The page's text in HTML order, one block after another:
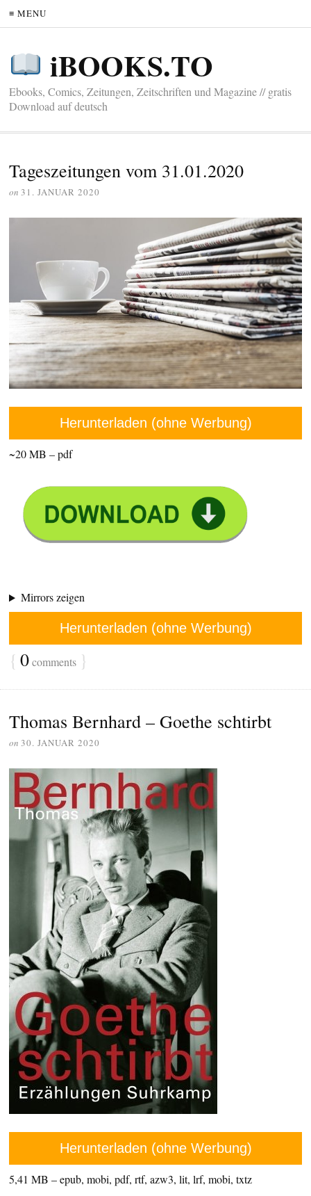
≡ MENU
iBOOKS.TO
Ebooks, Comics, Zeitungen, Zeitschriften und Magazine // gratis
Download auf deutsch
Tageszeitungen vom 31.01.2020
on 31. JANUAR 2020
Herunterladen (ohne Werbung)
~20 MB – pdf
Mirrors zeigen
Herunterladen (ohne Werbung)
{ 0comments }
Thomas Bernhard – Goethe schtirbt
on 30. JANUAR 2020
Herunterladen (ohne Werbung)
5,41 MB – epub, mobi, pdf, rtf, azw3, lit, lrf, mobi, txtz